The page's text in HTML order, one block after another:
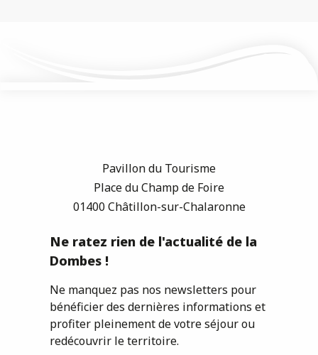
Pavillon du Tourisme
Place du Champ de Foire
01400 Châtillon-sur-Chalaronne
Ne ratez rien de l'actualité de la
Dombes !
Ne manquez pas nos newsletters pour
bénéficier des dernières informations et
profiter pleinement de votre séjour ou
redécouvrir le territoire.